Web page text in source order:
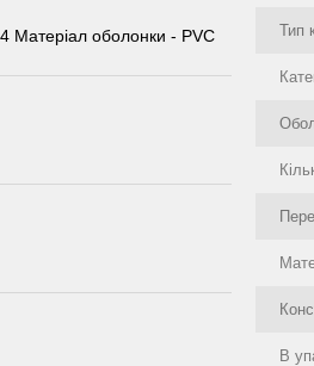
Матеріал оболонки - PVC
Тип
В